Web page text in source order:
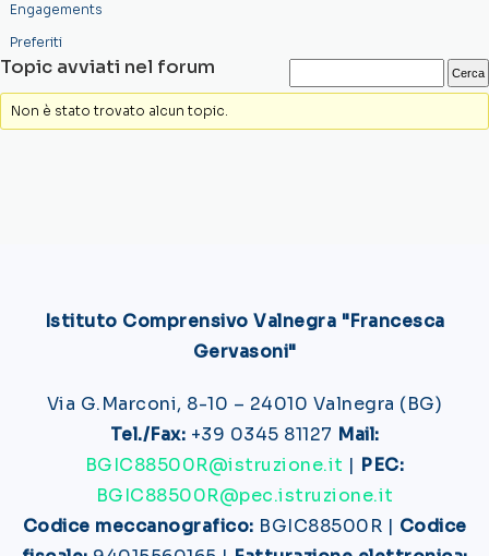
Engagements
Preferiti
Topic avviati nel forum
Non è stato trovato alcun topic.
Istituto Comprensivo Valnegra "Francesca
Gervasoni"
Via G.Marconi, 8-10 – 24010 Valnegra (BG)
Tel./Fax: +39 0345 81127 Mail:
BGIC88500R@istruzione.it | PEC:
BGIC88500R@pec.istruzione.it
Codice meccanografico: BGIC88500R | Codice